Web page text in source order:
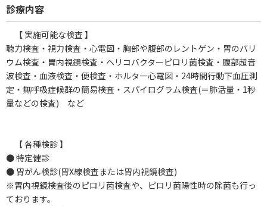
診療内容
【 実施可能な検査 】
聴力検査・視力検査・心電図・胸部や腹部のレントゲン・胃のバリ
ウム検査・胃内視鏡検査・ヘリコバクターピロリ菌検査・腹部超音
波検査・血液検査・便検査・ホルター心電図・24時間行動下血圧測
定・無呼吸症候群の簡易検査・スパイログラム検査(＝肺活量・1秒
量などの検査) など
【 各種検診 】
● 特定健診
● 胃がん検診(胃X線検査または胃内視鏡検査)
※胃内視鏡検査後のピロリ菌検査や、ピロリ菌陽性時の除菌も行っ
ております。